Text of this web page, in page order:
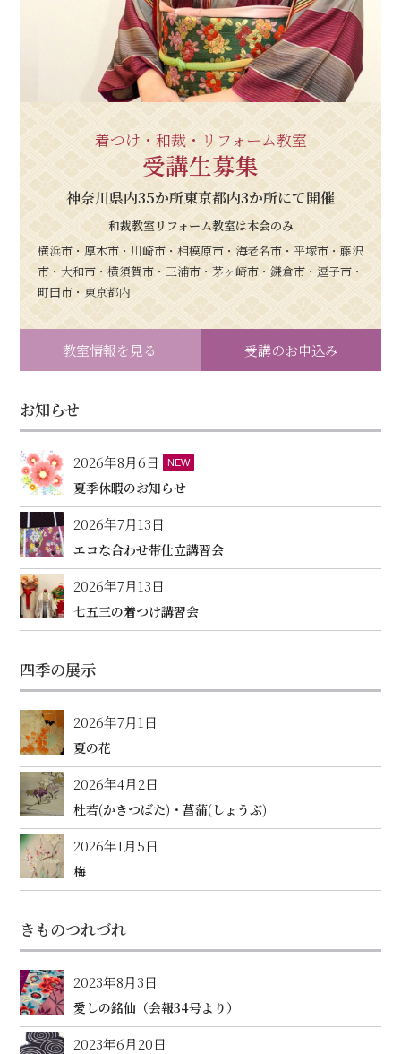
着つけ・和裁・リフォーム教室
受講生募集
神奈川県内35か所東京都内3か所にて開催
和裁教室リフォーム教室は本会のみ
横浜市・厚木市・川崎市・相模原市・海老名市・平塚市・藤沢
市・大和市・横須賀市・三浦市・茅ヶ崎市・鎌倉市・逗子市・
町田市・東京都内
教室情報を見る 受講のお申込み
お知らせ
2026年8月6日 NEW
夏季休暇のお知らせ
2026年7月13日
エコな合わせ帯仕立講習会
2026年7月13日
七五三の着つけ講習会
四季の展示
2026年7月1日
夏の花
2026年4月2日
杜若(かきつばた)・菖蒲(しょうぶ)
2026年1月5日
梅
きものつれづれ
2023年8月3日
愛しの銘仙（会報34号より）
2023年6月20日